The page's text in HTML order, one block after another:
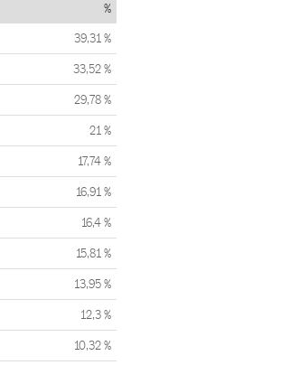
%
39,31 %
33,52 %
29,78 %
21 %
17,74 %
16,91 %
16,4 %
15,81 %
13,95 %
12,3 %
10,32 %